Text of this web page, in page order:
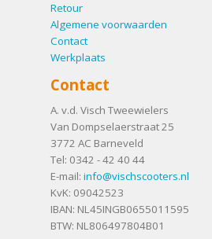
Retour
Algemene voorwaarden
Contact
Werkplaats
Contact
A. v.d. Visch Tweewielers
Van Dompselaerstraat 25
3772 AC Barneveld
Tel: 0342 - 42 40 44
E-mail: info@vischscooters.nl
KvK: 09042523
IBAN: NL45INGB0655011595
BTW: NL806497804B01